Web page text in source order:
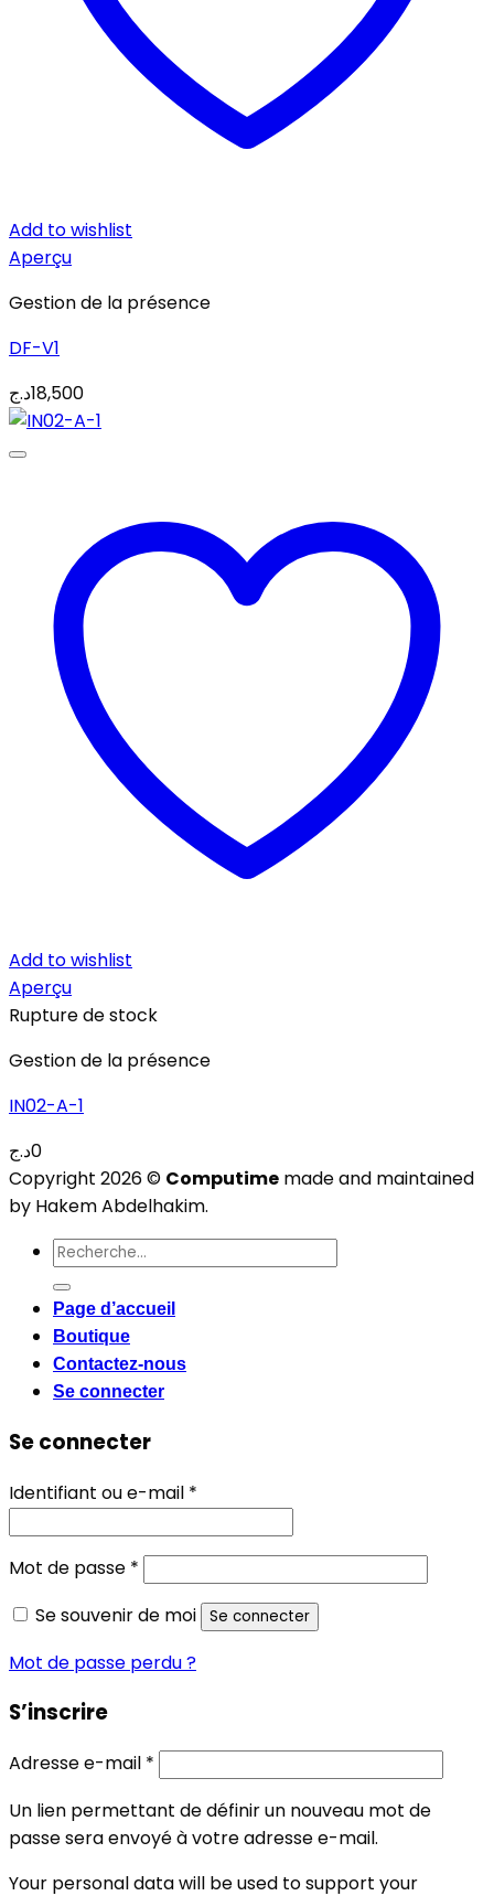
Add to wishlist
Aperçu
Gestion de la présence
DF-V1
18,500د.ج
Add to wishlist
Aperçu
Rupture de stock
Gestion de la présence
IN02-A-1
0د.ج
Copyright 2026 © Computime made and maintained
by Hakem Abdelhakim.
Recherche
pour :
Page d’accueil
Boutique
Contactez-nous
Se connecter
Se connecter
Identifiant ou e-mail *
Mot de passe *
Se souvenir de moi
Se connecter
Mot de passe perdu ?
S’inscrire
Adresse e-mail *
Un lien permettant de définir un nouveau mot de
passe sera envoyé à votre adresse e-mail.
Your personal data will be used to support your